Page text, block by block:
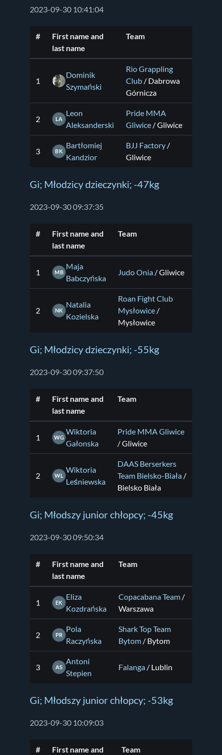
2023-09-30 10:41:04
#
First name and
last name
Team
1
Dominik
Szymański
Rio Grappling
Club / Dabrowa
Górnicza
2 LA
Leon
Aleksanderski
Pride MMA
Gliwice / Gliwice
3 BK
Bartłomiej
Kandzior
BJJ Factory /
Gliwice
Gi; Młodzicy dzieczynki; -47kg
2023-09-30 09:37:35
#
First name and
last name
Team
1 MB
Maja
Babczyńska
Judo Onia / Gliwice
2 NK
Natalia
Kozielska
Roan Fight Club
Mysłowice /
Mysłowice
Gi; Młodzicy dzieczynki; -55kg
2023-09-30 09:37:50
#
First name and
last name
Team
1 WG
Wiktoria
Gałonska
Pride MMA Gliwice
/ Gliwice
2 WL
Wiktoria
Leśniewska
DAAS Berserkers
Team Bielsko-Biała /
Bielsko Biała
Gi; Młodszy junior chłopcy; -45kg
2023-09-30 09:50:34
#
First name and
last name
Team
1 EK
Eliza
Kozdrańska
Copacabana Team /
Warszawa
2 PR
Pola
Raczyńska
Shark Top Team
Bytom / Bytom
3 AS
Antoni
Stepien
Falanga / Lublin
Gi; Młodszy junior chłopcy; -53kg
2023-09-30 10:09:03
# First name and Team